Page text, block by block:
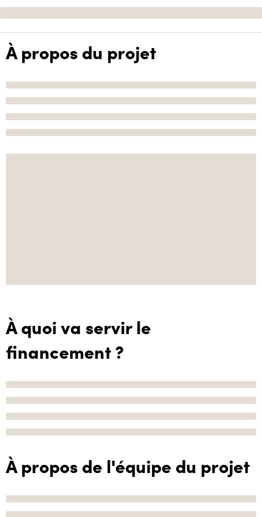
À propos du projet
À quoi va servir le
financement ?
À propos de l'équipe du projet